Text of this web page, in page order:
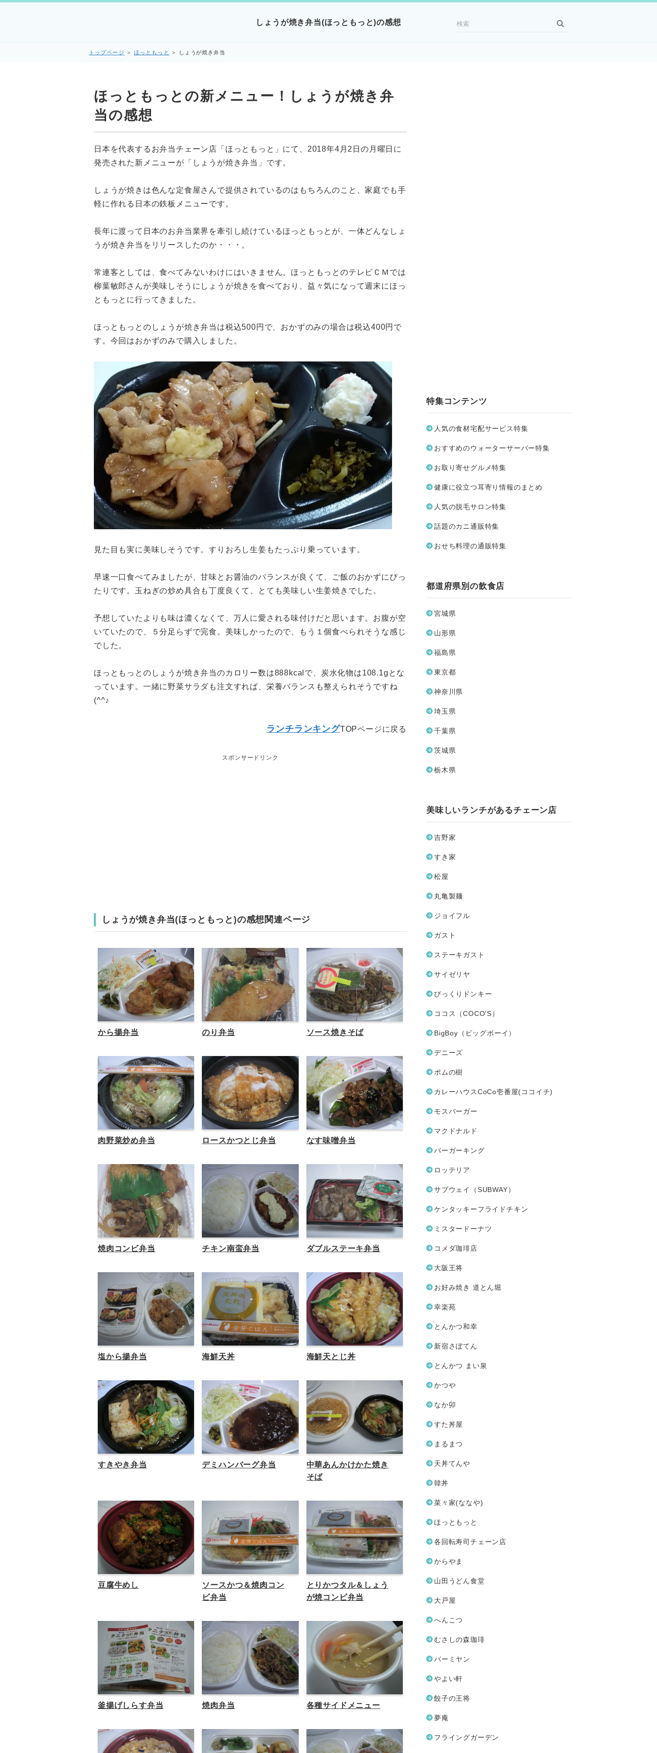
しょうが焼き弁当(ほっともっと)の感想
トップページ ＞ほっともっと ＞ しょうが焼き弁当
ほっともっとの新メニュー！しょうが焼き弁
当の感想
日本を代表するお弁当チェーン店「ほっともっと」にて、2018年4月2日の月曜日に
発売された新メニューが「しょうが焼き弁当」です。
しょうが焼きは色んな定食屋さんで提供されているのはもちろんのこと、家庭でも手
軽に作れる日本の鉄板メニューです。
長年に渡って日本のお弁当業界を牽引し続けているほっともっとが、一体どんなしょ
うが焼き弁当をリリースしたのか・・・。
常連客としては、食べてみないわけにはいきません。ほっともっとのテレビＣＭでは
柳葉敏郎さんが美味しそうにしょうが焼きを食べており、益々気になって週末にほっ
ともっとに行ってきました。
ほっともっとのしょうが焼き弁当は税込500円で、おかずのみの場合は税込400円で
す。今回はおかずのみで購入しました。
見た目も実に美味しそうです。すりおろし生姜もたっぷり乗っています。
早速一口食べてみましたが、甘味とお醤油のバランスが良くて、ご飯のおかずにぴっ
たりです。玉ねぎの炒め具合も丁度良くて、とても美味しい生姜焼きでした。
予想していたよりも味は濃くなくて、万人に愛される味付けだと思います。お腹が空
いていたので、５分足らずで完食。美味しかったので、もう１個食べられそうな感じ
でした。
ほっともっとのしょうが焼き弁当のカロリー数は888kcalで、炭水化物は108.1gとな
っています。一緒に野菜サラダも注文すれば、栄養バランスも整えられそうですね
(^^♪
ランチランキングTOPページに戻る
スポンサードリンク
しょうが焼き弁当(ほっともっと)の感想関連ページ
から揚弁当 のり弁当 ソース焼きそば
肉野菜炒め弁当 ロースかつとじ弁当 なす味噌弁当
焼肉コンビ弁当 チキン南蛮弁当 ダブルステーキ弁当
塩から揚弁当 海鮮天丼 海鮮天とじ丼
すきやき弁当 デミハンバーグ弁当
中華あんかけかた焼き
そば
豆腐牛めし
ソースかつ＆焼肉コン
ビ弁当
とりかつタル＆しょう
が焼コンビ弁当
釜揚げしらす弁当 焼肉弁当 各種サイドメニュー
特集コンテンツ
人気の食材宅配サービス特集
おすすめのウォーターサーバー特集
お取り寄せグルメ特集
健康に役立つ耳寄り情報のまとめ
人気の脱毛サロン特集
話題のカニ通販特集
おせち料理の通販特集
都道府県別の飲食店
宮城県
山形県
福島県
東京都
神奈川県
埼玉県
千葉県
茨城県
栃木県
美味しいランチがあるチェーン店
吉野家
すき家
松屋
丸亀製麺
ジョイフル
ガスト
ステーキガスト
サイゼリヤ
びっくりドンキー
ココス（COCO'S）
BigBoy（ビッグボーイ）
デニーズ
ポムの樹
カレーハウスCoCo壱番屋(ココイチ)
モスバーガー
マクドナルド
バーガーキング
ロッテリア
サブウェイ（SUBWAY）
ケンタッキーフライドチキン
ミスタードーナツ
コメダ珈琲店
大阪王将
お好み焼き 道とん堀
幸楽苑
とんかつ和幸
新宿さぼてん
とんかつ まい泉
かつや
なか卯
すた丼屋
まるまつ
天丼てんや
韓丼
菜々家(ななや)
ほっともっと
各回転寿司チェーン店
からやま
山田うどん食堂
大戸屋
へんこつ
むさしの森珈琲
バーミヤン
やよい軒
餃子の王将
夢庵
フライングガーデン